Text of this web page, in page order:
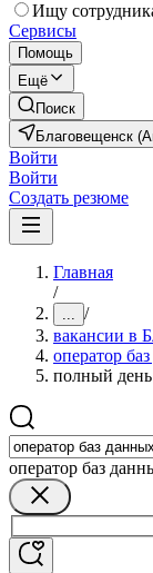
Ищу
Сервисы
Помощь
Ещё
Поиск
Благовещенск
Войти
Войти
Создать резюме
Главная
/
... /
вакансии в
оператор
полный день
оператор баз